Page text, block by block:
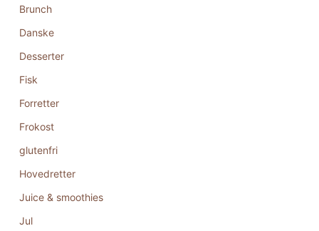
Brunch
Danske
Desserter
Fisk
Forretter
Frokost
glutenfri
Hovedretter
Juice & smoothies
Jul